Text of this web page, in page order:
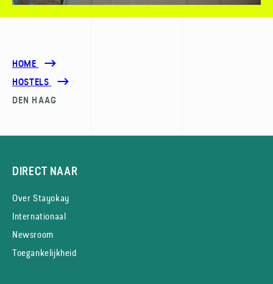
HOME
HOSTELS
DEN HAAG
DIRECT NAAR
Over Stayokay
Internationaal
Newsroom
Toegankelijkheid